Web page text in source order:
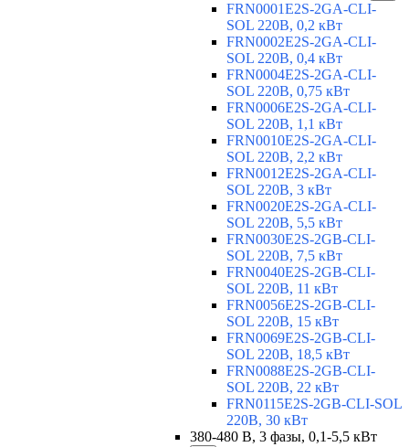
FRN0001E2S-2GA-CLI-
SOL 220В, 0,2 кВт
FRN0002E2S-2GA-CLI-
SOL 220В, 0,4 кВт
FRN0004E2S-2GA-CLI-
SOL 220В, 0,75 кВт
FRN0006E2S-2GA-CLI-
SOL 220В, 1,1 кВт
FRN0010E2S-2GA-CLI-
SOL 220В, 2,2 кВт
FRN0012E2S-2GA-CLI-
SOL 220В, 3 кВт
FRN0020E2S-2GA-CLI-
SOL 220В, 5,5 кВт
FRN0030E2S-2GB-CLI-
SOL 220В, 7,5 кВт
FRN0040E2S-2GB-CLI-
SOL 220В, 11 кВт
FRN0056E2S-2GB-CLI-
SOL 220В, 15 кВт
FRN0069E2S-2GB-CLI-
SOL 220В, 18,5 кВт
FRN0088E2S-2GB-CLI-
SOL 220В, 22 кВт
FRN0115E2S-2GB-CLI-SOL
220В, 30 кВт
380-480 В, 3 фазы, 0,1-5,5 кВт